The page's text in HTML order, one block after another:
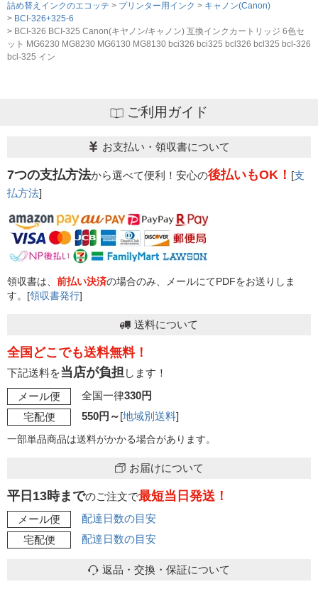
詰め替えインクのエコッテ
プリンター用インク
キャノン(Canon)
BCI-326+325-6
BCI-326 BCI-325 Canon(キヤノン/キャノン) 互換インクカートリッジ 6色セ
ット MG6230 MG8230 MG6130 MG8130 bci326 bci325 bcl326 bcl325 bcl-326
bcl-325 イン
ご利用ガイド
お支払い・領収書について
7つの支払方法から選べて便利！安心の後払いもOK！ [支
払方法]
領収書は、 前払い決済の場合のみ、メールにてPDFをお送りしま
す。[領収書発行]
送料について
全国どこでも送料無料！
下記送料を当店が負担します！
メール便
全国一律330円
宅配便
550円～[地域別送料]
一部単品商品は送料がかかる場合があります。
お届けについて
平日13時までのご注文で最短当日発送！
メール便
配達日数の目安
宅配便
配達日数の目安
返品・交換・保証について